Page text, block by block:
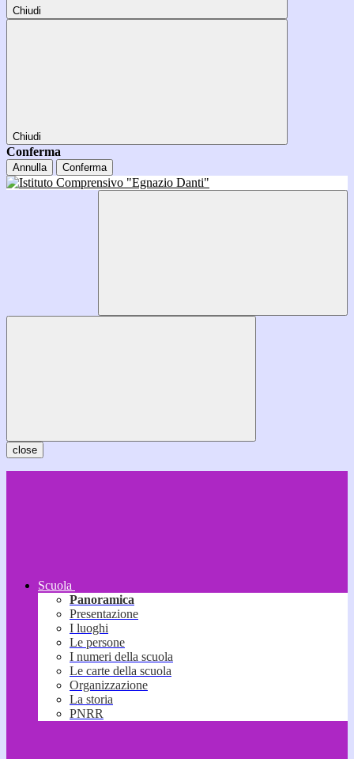
Chiudi
Chiudi
Conferma
Annulla Conferma
close
Scuola
Panoramica
Presentazione
I luoghi
Le persone
I numeri della scuola
Le carte della scuola
Organizzazione
La storia
PNRR